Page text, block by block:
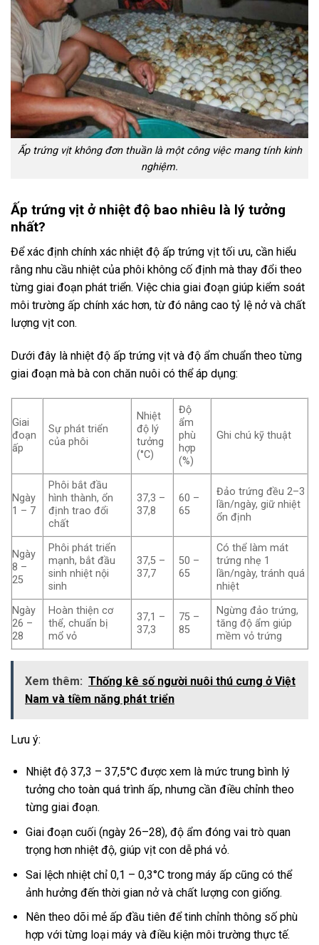
Ấp trứng vịt không đơn thuần là một công việc mang tính kinh
nghiệm.
Ấp trứng vịt ở nhiệt độ bao nhiêu là lý tưởng
nhất?
Để xác định chính xác nhiệt độ ấp trứng vịt tối ưu, cần hiểu
rằng nhu cầu nhiệt của phôi không cố định mà thay đổi theo
từng giai đoạn phát triển. Việc chia giai đoạn giúp kiểm soát
môi trường ấp chính xác hơn, từ đó nâng cao tỷ lệ nở và chất
lượng vịt con.
Dưới đây là nhiệt độ ấp trứng vịt và độ ẩm chuẩn theo từng
giai đoạn mà bà con chăn nuôi có thể áp dụng:
Giai
đoạn
ấp
Sự phát triển
của phôi
Nhiệt
độ lý
tưởng
(°C)
Độ
ẩm
phù
hợp
(%)
Ghi chú kỹ thuật
Ngày
1 – 7
Phôi bắt đầu
hình thành, ổn
định trao đổi
chất
37,3 –
37,8
60 –
65
Đảo trứng đều 2–3
lần/ngày, giữ nhiệt
ổn định
Ngày
8 –
25
Phôi phát triển
mạnh, bắt đầu
sinh nhiệt nội
sinh
37,5 –
37,7
50 –
65
Có thể làm mát
trứng nhẹ 1
lần/ngày, tránh quá
nhiệt
Ngày
26 –
28
Hoàn thiện cơ
thể, chuẩn bị
mổ vỏ
37,1 –
37,3
75 –
85
Ngừng đảo trứng,
tăng độ ẩm giúp
mềm vỏ trứng
Xem thêm: Thống kê số người nuôi thú cưng ở Việt
Nam và tiềm năng phát triển
Lưu ý:
Nhiệt độ 37,3 – 37,5°C được xem là mức trung bình lý
tưởng cho toàn quá trình ấp, nhưng cần điều chỉnh theo
từng giai đoạn.
Giai đoạn cuối (ngày 26–28), độ ẩm đóng vai trò quan
trọng hơn nhiệt độ, giúp vịt con dễ phá vỏ.
Sai lệch nhiệt chỉ 0,1 – 0,3°C trong máy ấp cũng có thể
ảnh hưởng đến thời gian nở và chất lượng con giống.
Nên theo dõi mẻ ấp đầu tiên để tinh chỉnh thông số phù
hợp với từng loại máy và điều kiện môi trường thực tế.